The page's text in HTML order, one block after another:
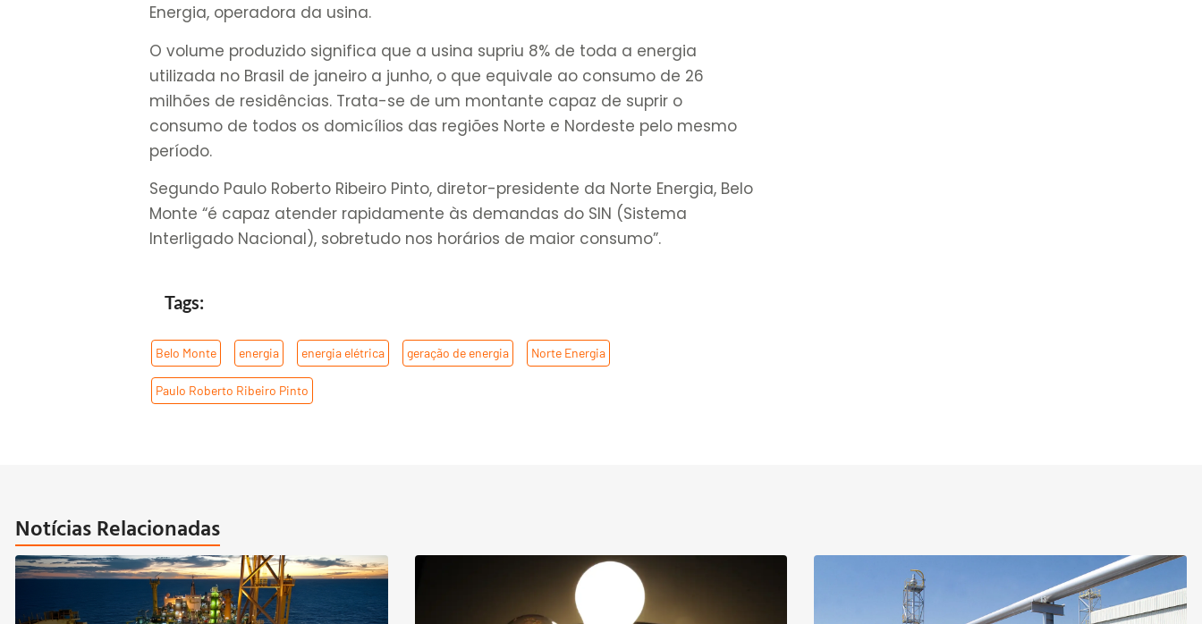
Energia, operadora da usina.
O volume produzido significa que a usina supriu 8% de toda a energia
utilizada no Brasil de janeiro a junho, o que equivale ao consumo de 26
milhões de residências. Trata-se de um montante capaz de suprir o
consumo de todos os domicílios das regiões Norte e Nordeste pelo mesmo
período.
Segundo Paulo Roberto Ribeiro Pinto, diretor-presidente da Norte Energia, Belo
Monte “é capaz atender rapidamente às demandas do SIN (Sistema
Interligado Nacional), sobretudo nos horários de maior consumo”.
Tags:
Belo Monte energia energia elétrica geração de energia Norte Energia
Paulo Roberto Ribeiro Pinto
Notícias Relacionadas